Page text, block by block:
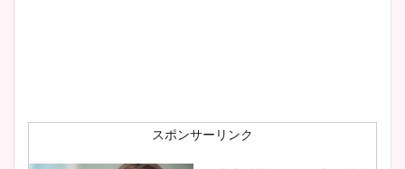
肉も凄い！
スポンサーリンク